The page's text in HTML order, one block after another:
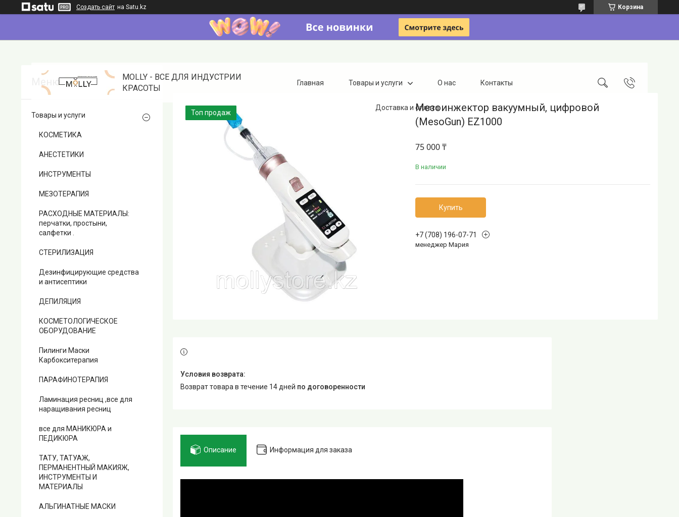
Создать сайт на Satu.kz Корзина
MOLLY - ВСЕ ДЛЯ ИНДУСТРИИ
КРАСОТЫ
Главная Товары и услуги О нас Контакты
Доставка и оплата
Топ продаж
Мезоинжектор вакуумный, цифровой
(MesoGun) EZ1000
75 000 ₸
В наличии
Купить
+7 (708) 196-07-71
менеджер Мария
возврат товара в течение 14 дней по договоренности
Описание Информация для заказа
Товары и услуги
КОСМЕТИКА
АНЕСТЕТИКИ
ИНСТРУМЕНТЫ
МЕЗОТЕРАПИЯ
РАСХОДНЫЕ МАТЕРИАЛЫ:
перчатки, простыни,
салфетки .
СТЕРИЛИЗАЦИЯ
Дезинфицирующие средства
и антисептики
ДЕПИЛЯЦИЯ
КОСМЕТОЛОГИЧЕСКОЕ
ОБОРУДОВАНИЕ
Пилинги Маски
Карбокситерапия
ПАРАФИНОТЕРАПИЯ
Ламинация ресниц ,все для
наращивания ресниц
все для МАНИКЮРА и
ПЕДИКЮРА
ТАТУ, ТАТУАЖ,
ПЕРМАНЕНТНЫЙ МАКИЯЖ,
ИНСТРУМЕНТЫ И
МАТЕРИАЛЫ
АЛЬГИНАТНЫЕ МАСКИ